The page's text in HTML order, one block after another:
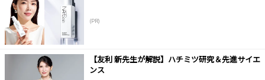
(PR)
【友利 新先生が解説】ハチミツ研究＆先進サイエ
ンス